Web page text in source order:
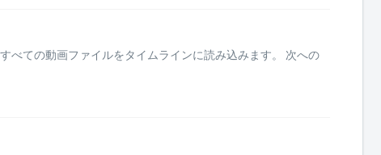
べての動画ファイルをタイムラインに読み込みます。 次への